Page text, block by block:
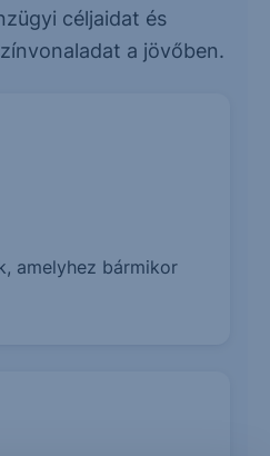
céljaidat és
a jövőben.
amelyhez bármikor